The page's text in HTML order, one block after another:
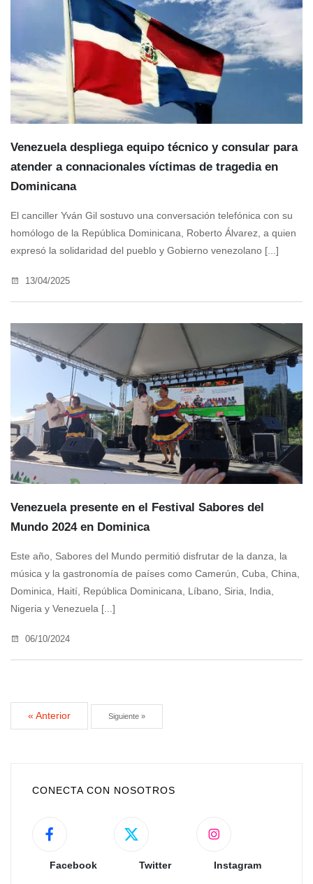
Venezuela despliega equipo técnico y consular para
atender a connacionales víctimas de tragedia en
Dominicana
El canciller Yván Gil sostuvo una conversación telefónica con su
homólogo de la República Dominicana, Roberto Álvarez, a quien
expresó la solidaridad del pueblo y Gobierno venezolano [...]
13/04/2025
Venezuela presente en el Festival Sabores del
Mundo 2024 en Dominica
Este año, Sabores del Mundo permitió disfrutar de la danza, la
música y la gastronomía de países como Camerún, Cuba, China,
Dominica, Haití, República Dominicana, Líbano, Siria, India,
Nigeria y Venezuela [...]
06/10/2024
« Anterior Siguiente »
CONECTA CON NOSOTROS
Facebook Twitter Instagram